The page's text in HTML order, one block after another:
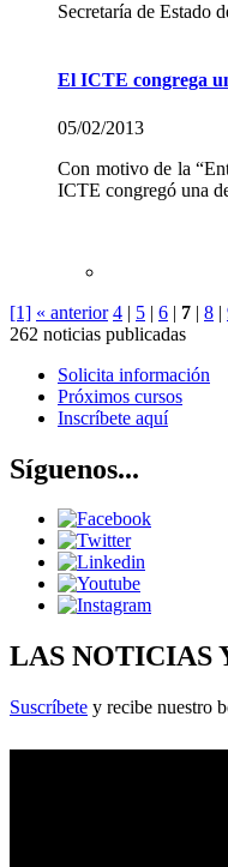
Secretaría de Estado
El ICTE congrega
05/02/2013
Con motivo de la
ICTE congregó una
[1] « anterior 4 | 5 | 6 | 7 | 8 |
262 noticias publicadas
Solicita información
Próximos cursos
Inscríbete aquí
Síguenos...
LAS NOTICIAS
Suscríbete y recibe nuestro